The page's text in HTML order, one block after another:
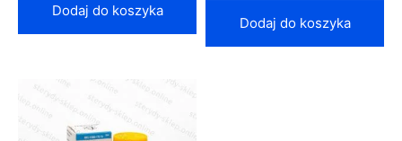
Dodaj do koszyka
Dodaj do koszyka